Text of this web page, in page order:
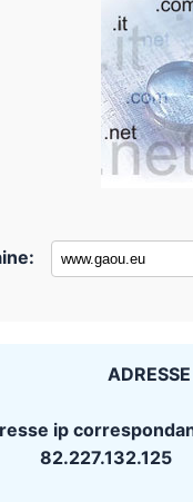
ip
82.227.132.125